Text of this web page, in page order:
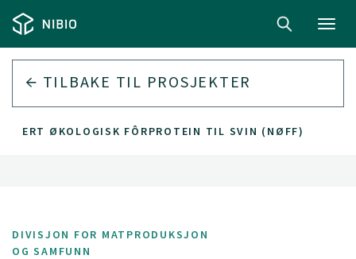
TILBAKE TIL PROSJEKTER
ØKOLOGISK FÔRPROTEIN TIL SVIN (NØFF)
DIVISJON FOR MATPRODUKSJON
OG SAMFUNN